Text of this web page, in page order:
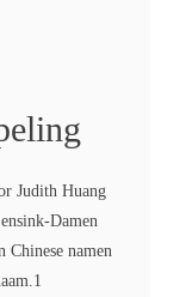
Judith Huang
Damen
Chinese namen